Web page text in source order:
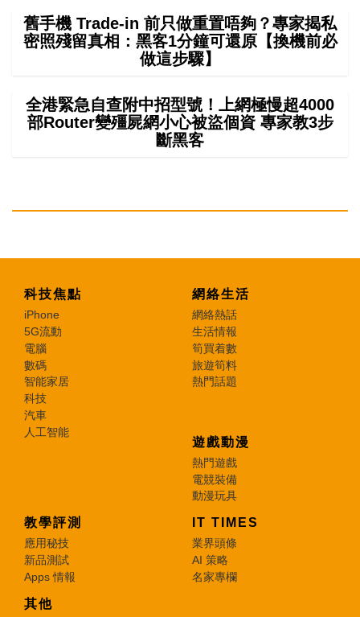
舊手機 Trade-in 前只做重置唔夠？專家揭私
密照殘留真相：黑客1分鐘可還原【換機前必
做這步驟】
全港緊急自查附中招型號！上網極慢超4000
部Router變殭屍網小心被盜個資 專家教3步
斷黑客
科技焦點
iPhone
5G流動
電腦
數碼
智能家居
科技
汽車
人工智能
網絡生活
網絡熱話
生活情報
筍買着數
旅遊筍料
熱門話題
遊戲動漫
熱門遊戲
電競裝備
動漫玩具
教學評測
應用秘技
新品測試
Apps 情報
IT TIMES
業界頭條
AI 策略
名家專欄
其他